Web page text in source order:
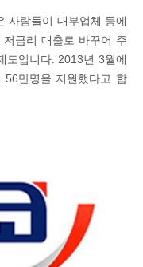
사람들이 대부업체 등에
금리 대출로 바꾸어 주
도입니다. 2013년 3월에
56만명을 지원했다고 합